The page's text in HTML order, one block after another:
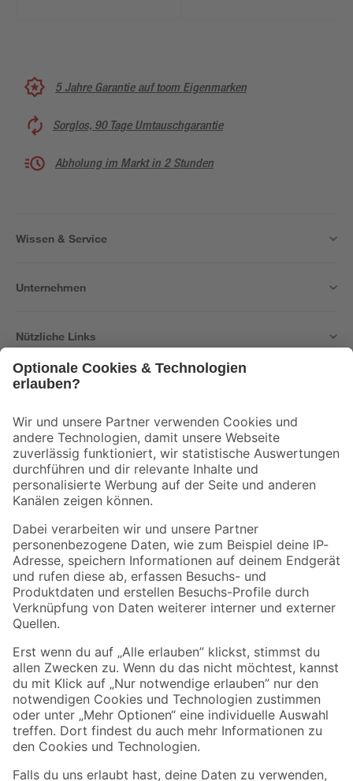
5 Jahre Garantie auf toom Eigenmarken
Sorglos, 90 Tage Umtauschgarantie
Abholung im Markt in 2 Stunden
Wissen & Service
Unternehmen
Nützliche Links
Der toom Newsletter: Keine Angebote und Aktionen mehr verpassen!
Zur Newsletter Anmeldung
Folge uns
Zahlungsarten Versandarten
Sicher einkaufen
Jetzt die toom-App herunterladen